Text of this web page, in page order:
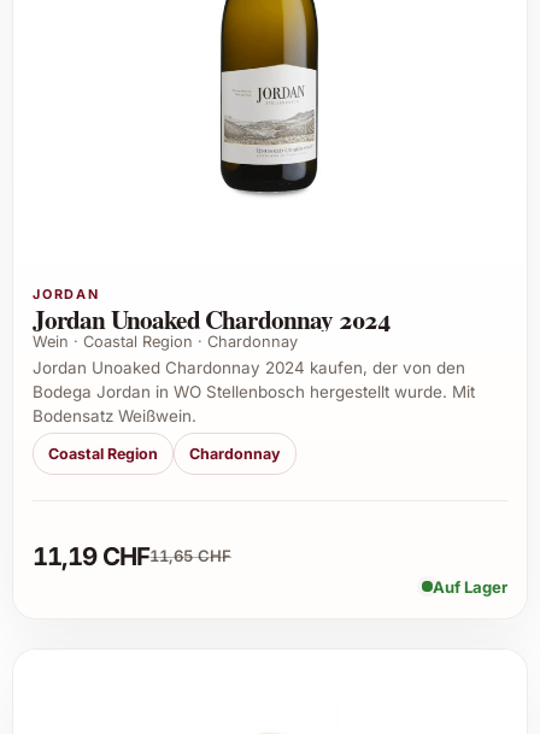
JORDAN
Jordan Unoaked Chardonnay 2024
Wein · Coastal Region · Chardonnay
Jordan Unoaked Chardonnay 2024 kaufen, der von den
Bodega Jordan in WO Stellenbosch hergestellt wurde. Mit
Bodensatz Weißwein.
Coastal Region Chardonnay
11,19 CHF11,65 CHF
Auf Lager